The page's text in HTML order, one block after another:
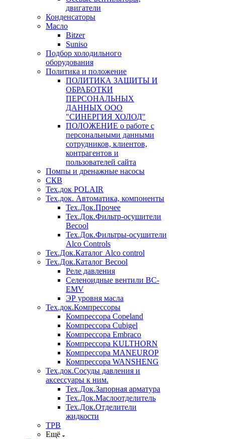
двигатели
Конденсаторы
Масло
Bitzer
Suniso
Подбор холодильного
оборудования
Политика и положение
ПОЛИТИКА ЗАЩИТЫ И
ОБРАБОТКИ
ПЕРСОНАЛЬНЫХ
ДАННЫХ ООО
"СИНЕРГИЯ ХОЛОД"
ПОЛОЖЕНИЕ о работе с
персональными данными
сотрудников, клиентов,
контрагентов и
пользователей сайта
Помпы и дренажные насосы
СКВ
Тех.док POLAIR
Тех.док. Автоматика, компоненты
Тех.Док.Прочее
Тех.Док.Фильтр-осушители
Becool
Тех.Док.Фильтры-осушители
Alco Controls
Тех.Док.Каталог Alco control
Тех.Док.Каталог Becool
Реле давления
Селеноидные вентили BC-
EMV
ЭР уровня масла
Тех.док.Компрессоры
Компрессора Copeland
Компрессора Cubigel
Компрессора Embraco
Компрессора KULTHORN
Компрессора MANEUROP
Компрессора WANSHENG
Тех.док.Сосуды давления и
аксессуары к ним.
Тех.Док.Запорная арматура
Тех.Док.Маслоотделитель
Тех.Док.Отделители
жидкости
ТРВ
Ещё